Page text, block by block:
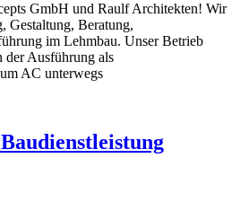
GmbH und Raulf Architekten! Wir
Gestaltung, Beratung,
im Lehmbau. Unser Betrieb
der Ausführung als
AC unterwegs